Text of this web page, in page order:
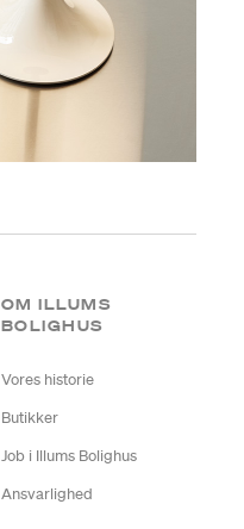
OM ILLUMS
BOLIGHUS
Vores historie
Butikker
Job i Illums Bolighus
Ansvarlighed